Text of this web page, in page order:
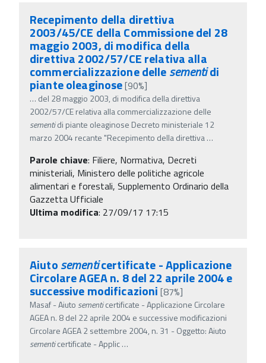
Recepimento della direttiva
2003/45/CE della Commissione del 28
maggio 2003, di modifica della
direttiva 2002/57/CE relativa alla
commercializzazione dellesementidi
piante oleaginose[90%]
… del 28 maggio 2003, di modifica della direttiva
2002/57/CE relativa alla commercializzazione delle
sementidi piante oleaginose Decreto ministeriale 12
marzo 2004 recante "Recepimento della direttiva…
Parole chiave: Filiere, Normativa, Decreti
ministeriali, Ministero delle politiche agricole
alimentari e forestali, Supplemento Ordinario della
Gazzetta Ufficiale
Ultima modifica: 27/09/17 17:15
Aiutosementicertificate - Applicazione
Circolare AGEA n. 8 del 22 aprile 2004 e
successive modificazioni [87%]
Masaf - Aiuto sementicertificate - Applicazione Circolare
AGEA n. 8 del 22 aprile 2004 e successive modificazioni
Circolare AGEA 2 settembre 2004, n. 31 - Oggetto: Aiuto
sementicertificate - Applic…